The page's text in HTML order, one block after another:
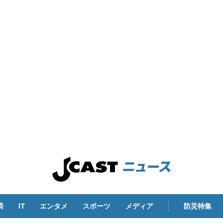
IT エンタメ スポーツ メディア 防災特集